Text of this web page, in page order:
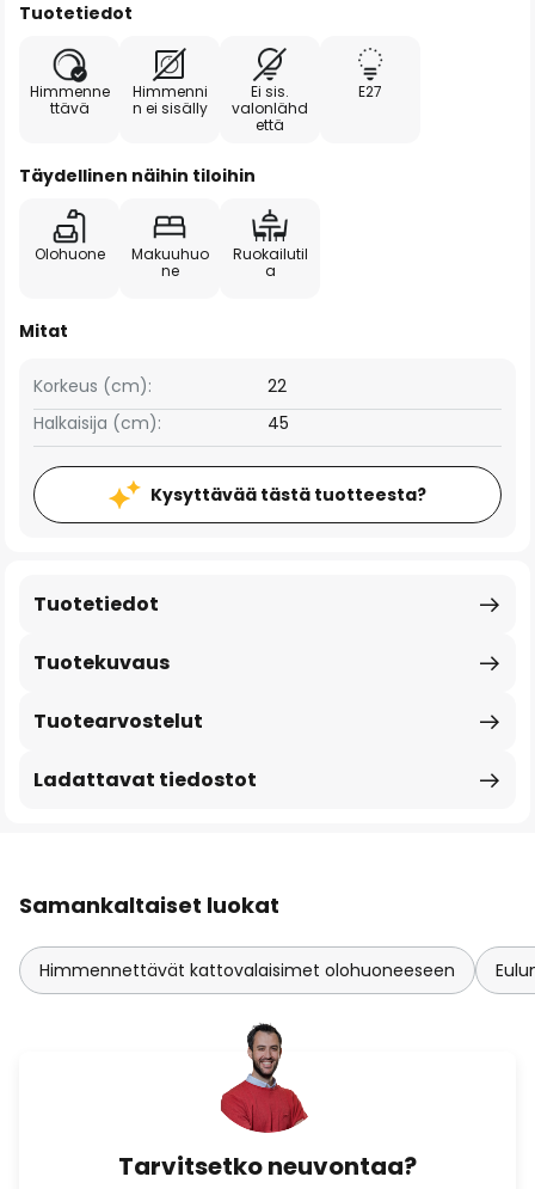
Tuotetiedot
Himmenne
ttävä
Himmenni
n ei sisälly
Ei sis.
valonlähd
että
E27
Täydellinen näihin tiloihin
Olohuone
Makuuhuo
ne
Ruokailutil
a
Mitat
Korkeus (cm):
22
Halkaisija (cm):
45
Kysyttävää tästä tuotteesta?
Tuotekuvaus
Tuotetiedot
Tuotearvostelut
Ladattavat tiedostot
Samankaltaiset luokat
Himmennettävät kattovalaisimet olohuoneeseen
Tarvitsetko neuvontaa?